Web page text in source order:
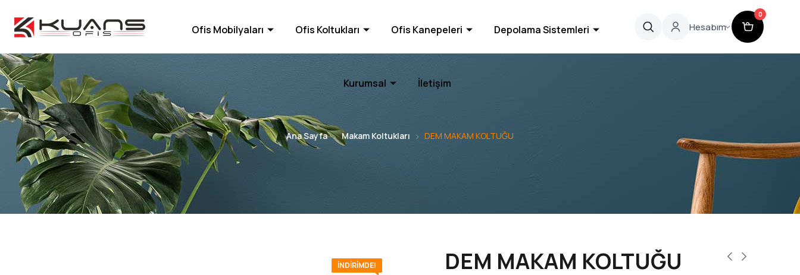
Ofis Mobilyaları Ofis Koltukları Ofis Kanepeleri Depolama Sistemleri
Kurumsal İletişim
Hesabım
0
Ana Sayfa Makam Koltukları DEM MAKAM KOLTUĞU
İNDIRIMDE! DEM MAKAM KOLTUĞU